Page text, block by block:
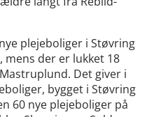
plejeboliger i Støvring
mens der er lukket 18
Det giver i
bygget i Støvring
60 nye plejeboliger på